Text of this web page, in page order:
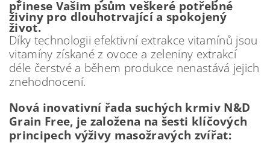
přinese Vašim psům veškeré potřebné
živiny pro dlouhotrvající a spokojený
život.
Díky technologii efektivní extrakce vitamínů jsou
vitamíny získané z ovoce a zeleniny extrakcí
déle čerstvé a během produkce nenastává jejich
znehodnocení.
Nová inovativní řada suchých krmiv N&D
Grain Free, je založena na šesti klíčových
principech výživy masožravých zvířat: